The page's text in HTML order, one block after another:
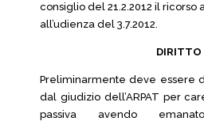
consiglio del 21.2.2012 il ricorso
all’udienza del 3.7.2012.
DIRITTO
Preliminarmente deve essere
dal giudizio dell’ARPAT per
passiva avendo